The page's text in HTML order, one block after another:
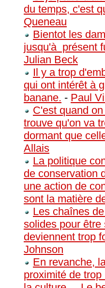
du temps, c'est
Queneau
Bientot les
jusqu'à présent
Julian Beck
Il y a trop
qui ont intérêt à
banane. - Paul
C'est quand
trouve qu'on va
dormant que
Allais
La politique
de conservation
une action de
sont la matière
Les chaînes
solides pour
deviennent trop
Johnson
En revanche,
proximité de